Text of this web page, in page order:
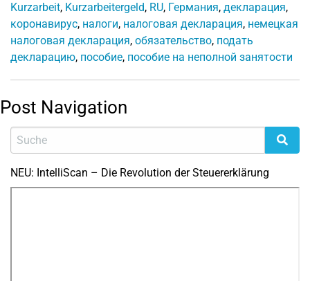
Kurzarbeit, Kurzarbeitergeld, RU, Германия, декларация,
коронавирус, налоги, налоговая декларация, немецкая
налоговая декларация, обязательство, подать
декларацию, пособие, пособие на неполной занятости
Post Navigation
NEU: IntelliScan – Die Revolution der Steuererklärung